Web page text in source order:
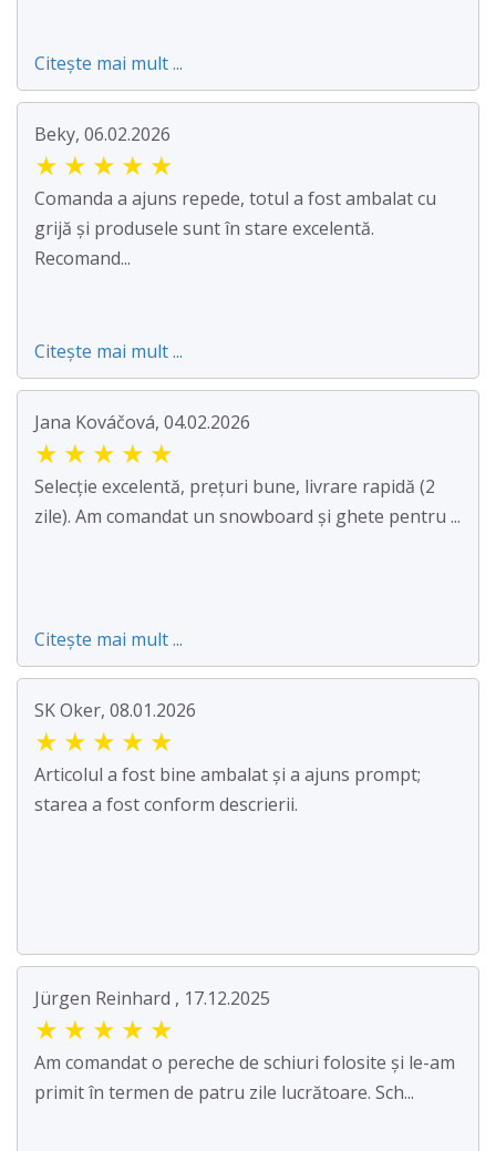
Citește mai mult ...
Beky, 06.02.2026
★ ★ ★ ★ ★
Comanda a ajuns repede, totul a fost ambalat cu
grijă și produsele sunt în stare excelentă.
Recomand...
Citește mai mult ...
Jana Kováčová, 04.02.2026
★ ★ ★ ★ ★
Selecție excelentă, prețuri bune, livrare rapidă (2
zile). Am comandat un snowboard și ghete pentru ...
Citește mai mult ...
SK Oker, 08.01.2026
★ ★ ★ ★ ★
Articolul a fost bine ambalat și a ajuns prompt;
starea a fost conform descrierii.
Jürgen Reinhard , 17.12.2025
★ ★ ★ ★ ★
Am comandat o pereche de schiuri folosite și le-am
primit în termen de patru zile lucrătoare. Sch...